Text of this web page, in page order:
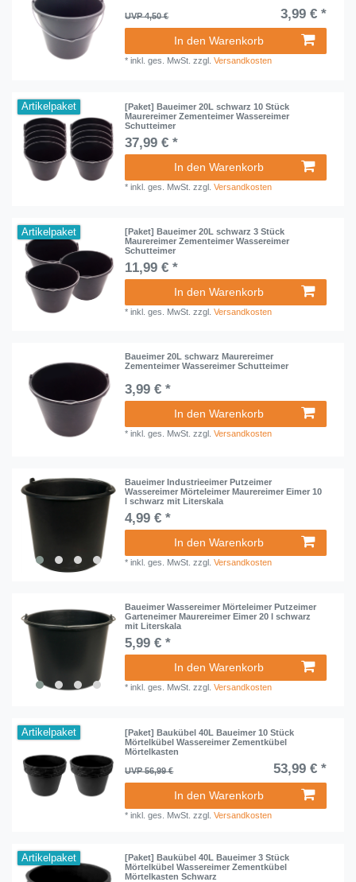
UVP 4,50 € 3,99 € *
In den Warenkorb
*inkl. ges. MwSt. zzgl.Versandkosten
Artikelpaket
[Paket] Baueimer 20L schwarz 10 Stück
Maurereimer Zementeimer Wassereimer
Schutteimer
37,99 € *
In den Warenkorb
*inkl. ges. MwSt. zzgl.Versandkosten
Artikelpaket
[Paket] Baueimer 20L schwarz 3 Stück
Maurereimer Zementeimer Wassereimer
Schutteimer
11,99 € *
In den Warenkorb
*inkl. ges. MwSt. zzgl.Versandkosten
Baueimer 20L schwarz Maurereimer
Zementeimer Wassereimer Schutteimer
3,99 € *
In den Warenkorb
*inkl. ges. MwSt. zzgl.Versandkosten
Baueimer Industrieeimer Putzeimer
Wassereimer Mörteleimer Maurereimer Eimer 10
l schwarz mit Literskala
4,99 € *
In den Warenkorb
*inkl. ges. MwSt. zzgl.Versandkosten
Baueimer Wassereimer Mörteleimer Putzeimer
Garteneimer Maurereimer Eimer 20 l schwarz
mit Literskala
5,99 € *
In den Warenkorb
*inkl. ges. MwSt. zzgl.Versandkosten
Artikelpaket
[Paket] Baukübel 40L Baueimer 10 Stück
Mörtelkübel Wassereimer Zementkübel
Mörtelkasten
UVP 56,99 €
53,99 € *
In den Warenkorb
*inkl. ges. MwSt. zzgl.Versandkosten
Artikelpaket
[Paket] Baukübel 40L Baueimer 3 Stück
Mörtelkübel Wassereimer Zementkübel
Mörtelkasten Schwarz